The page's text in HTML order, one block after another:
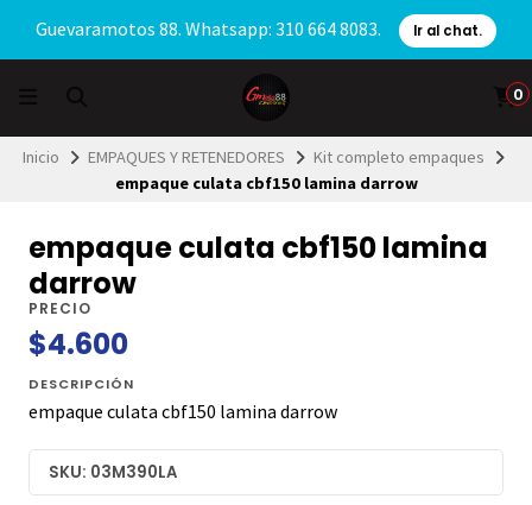
Guevaramotos 88. Whatsapp: 310 664 8083. Ir al chat.
0
Inicio EMPAQUES Y RETENEDORES
Kit completo empaques
empaque culata cbf150 lamina darrow
empaque culata cbf150 lamina
darrow
PRECIO
$4.600
DESCRIPCIÓN
empaque culata cbf150 lamina darrow
SKU: 03M390LA